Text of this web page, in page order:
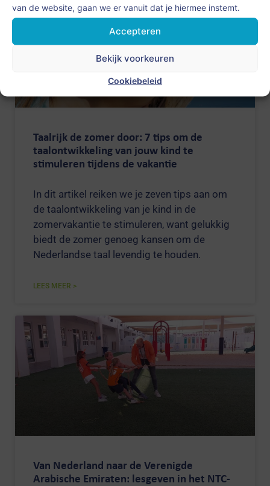
van de website, gaan we er vanuit dat je hiermee instemt.
Accepteren
Bekijk voorkeuren
Cookiebeleid
Taalrijk de zomer door: 7 tips om de
taalontwikkeling van jouw kind te
stimuleren tijdens de vakantie
In dit artikel reiken we je zeven tips aan om
de taalontwikkeling van je kind in de
zomervakantie te stimuleren, want gelukkig
biedt de zomer genoeg kansen om de
Nederlandse taal levendig te houden.
LEES MEER >
Van Nederland naar de Verenigde
Arabische Emiraten: lesgeven in het NTC-